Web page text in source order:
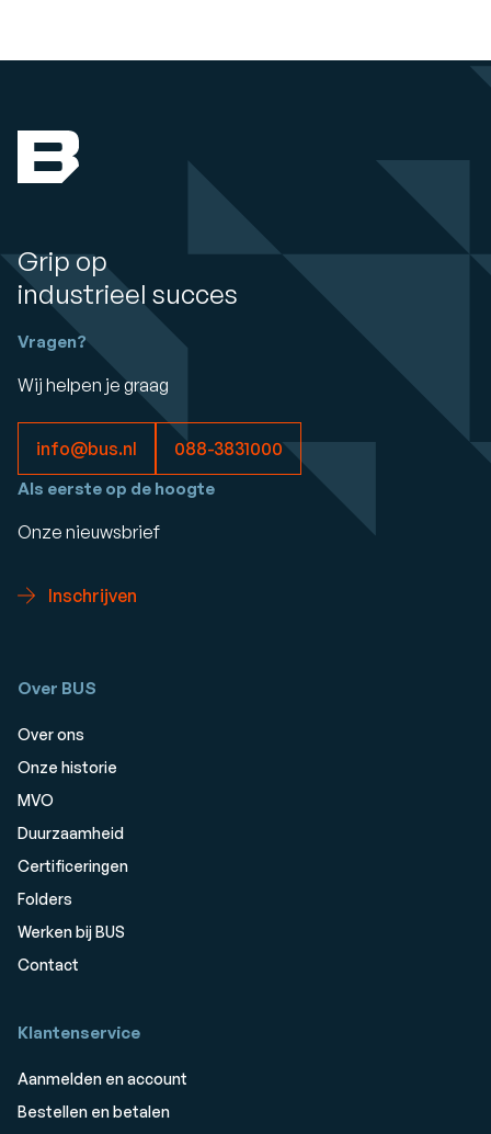
Grip op
industrieel succes
Vragen?
Wij helpen je graag
info@bus.nl 088-3831000
Als eerste op de hoogte
Onze nieuwsbrief
Inschrijven
Over BUS
Over ons
Onze historie
MVO
Duurzaamheid
Certificeringen
Folders
Werken bij BUS
Contact
Klantenservice
Aanmelden en account
Bestellen en betalen